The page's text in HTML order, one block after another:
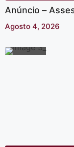
Anúncio –
Agosto 4, 2026